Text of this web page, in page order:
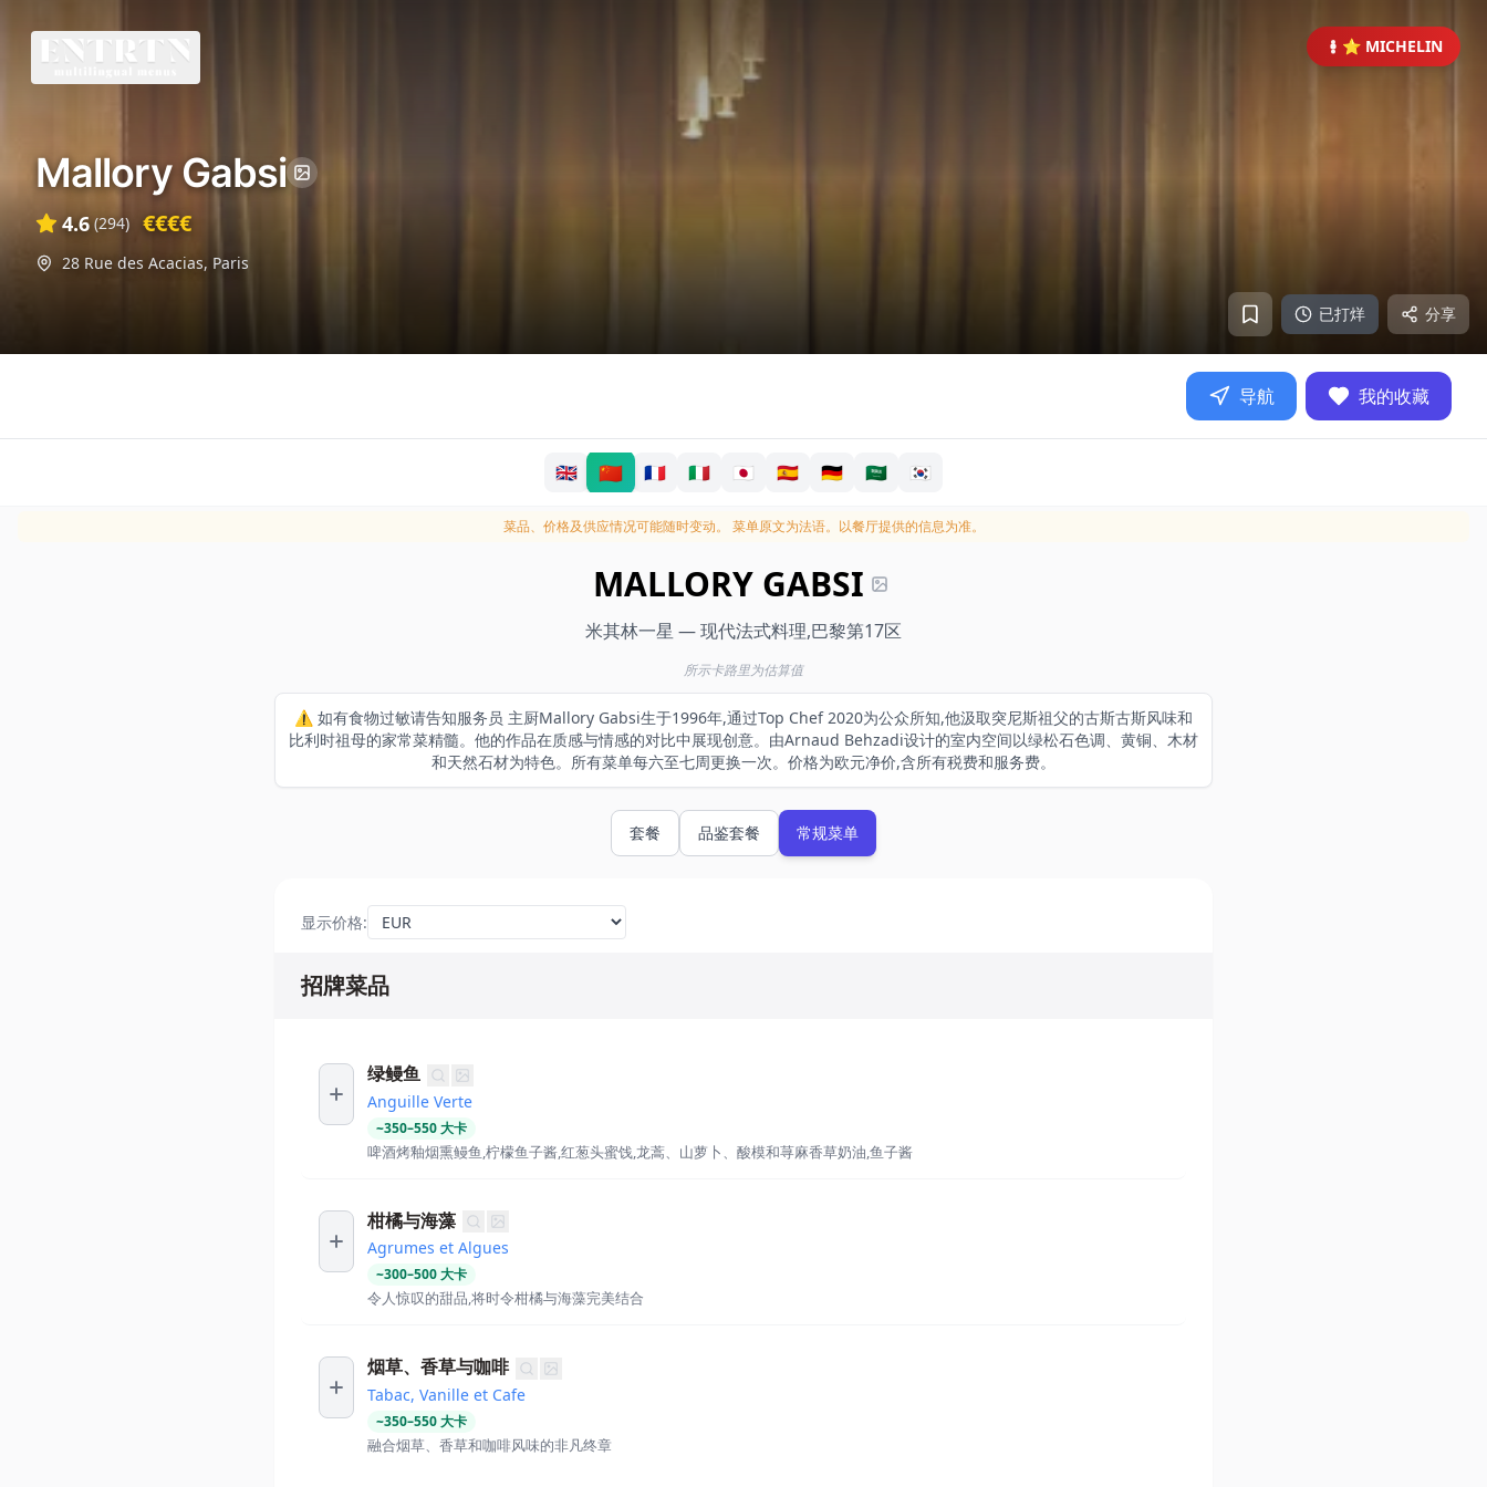
⭐ MICHELIN
已打烊 分享
Mallory Gabsi
4.6 (294) €€€€
28 Rue des Acacias, Paris
导航 我的收藏
🇬🇧 🇨🇳 🇫🇷 🇮🇹 🇯🇵 🇪🇸 🇩🇪 🇸🇦 🇰🇷
菜品、价格及供应情况可能随时变动。 菜单原文为法语。以餐厅提供的信息为准。
MALLORY GABSI
米其林一星 — 现代法式料理,巴黎第17区
所示卡路里为估算值
⚠️ 如有食物过敏请告知服务员 主厨Mallory Gabsi生于1996年,通过Top Chef 2020为公众所知,他汲取突尼斯祖父的古斯古斯风味和
比利时祖母的家常菜精髓。他的作品在质感与情感的对比中展现创意。由Arnaud Behzadi设计的室内空间以绿松石色调、黄铜、木材
和天然石材为特色。所有菜单每六至七周更换一次。价格为欧元净价,含所有税费和服务费。
套餐 品鉴套餐 常规菜单
显示价格:
招牌菜品
绿鳗鱼
Anguille Verte
~350–550大卡
啤酒烤釉烟熏鳗鱼,柠檬鱼子酱,红葱头蜜饯,龙蒿、山萝卜、酸模和荨麻香草奶油,鱼子酱
柑橘与海藻
Agrumes et Algues
~300–500大卡
令人惊叹的甜品,将时令柑橘与海藻完美结合
烟草、香草与咖啡
Tabac, Vanille et Cafe
~350–550大卡
融合烟草、香草和咖啡风味的非凡终章